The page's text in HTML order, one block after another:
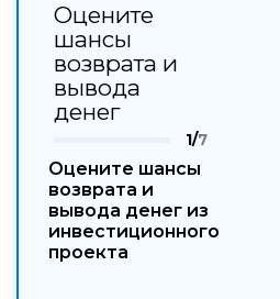
Оцените
шансы
возврата и
вывода
денег
1/7
Оцените шансы
возврата и
вывода денег из
инвестиционного
проекта